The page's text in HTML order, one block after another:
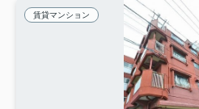
賃貸マンション